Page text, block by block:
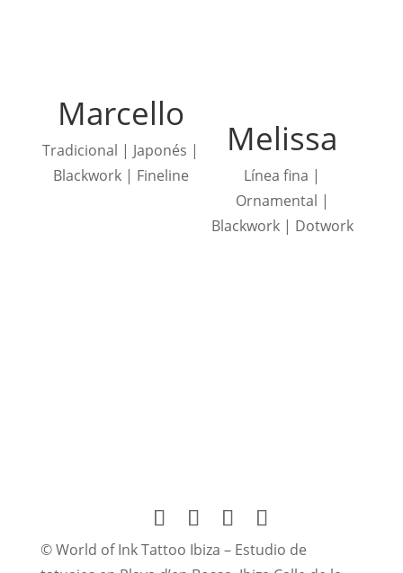
Marcello
Tradicional | Japonés |
Blackwork | Fineline
Melissa
Línea fina |
Ornamental |
Blackwork | Dotwork
© World of Ink Tattoo Ibiza – Estudio de